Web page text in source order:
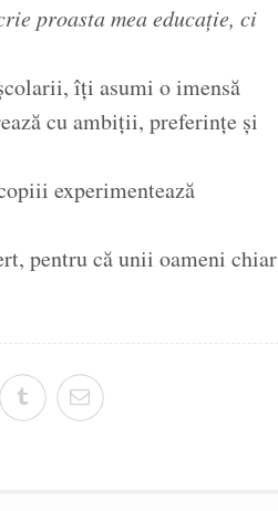
proasta mea educație, ci
îți asumi o imensă
cu ambiții, preferințe și
experimentează
pentru că unii oameni chiar